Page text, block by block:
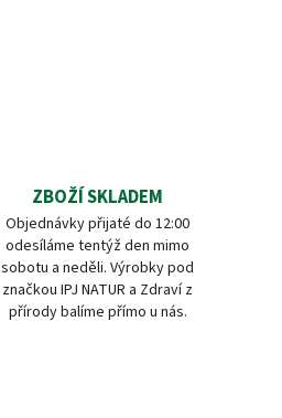
ZBOŽÍ SKLADEM
Objednávky přijaté do 12:00
odesíláme tentýž den mimo
sobotu a neděli. Výrobky pod
značkou IPJ NATUR a Zdraví z
přírody balíme přímo u nás.